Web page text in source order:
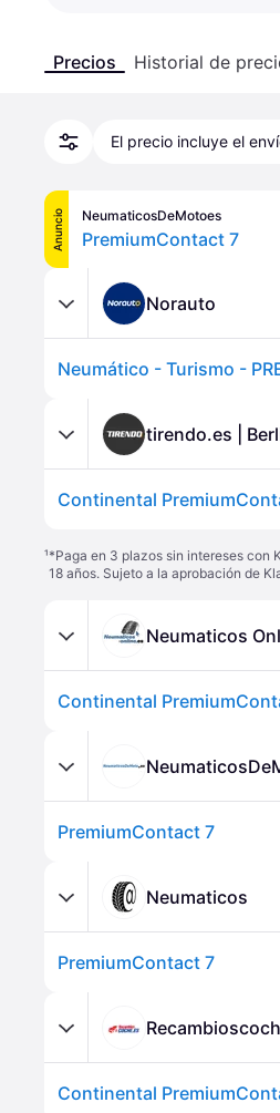
Precios Historial de
El precio incluye el
Anuncio NeumaticosDeMotoes
PremiumContact 7
Norauto
tirendo.es |
¹*Paga en 3 plazos sin intereses con
18 años. Sujeto a la aprobación de
Neumaticos
PremiumContact 7
Neumaticos
PremiumContact 7